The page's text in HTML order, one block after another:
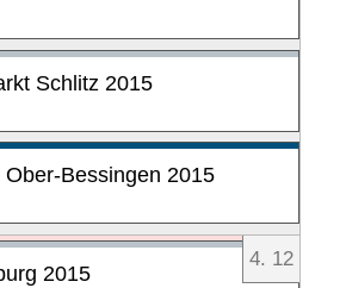
Schlitz 2015
Bessingen 2015
4. 12
2015